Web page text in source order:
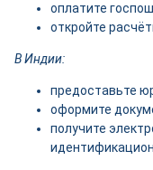
оплатите
откройте
В Индии:
предоставьте
оформите
получите